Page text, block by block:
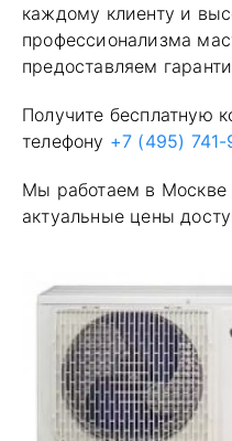
каждому клиенту и
профессионализма
предоставляем
Получите бесплатную
телефону +7 (495)
Мы работаем в Москве
актуальные цены